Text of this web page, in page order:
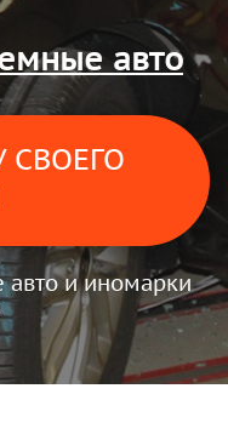
авто
СВОЕГО
авто и иномарки